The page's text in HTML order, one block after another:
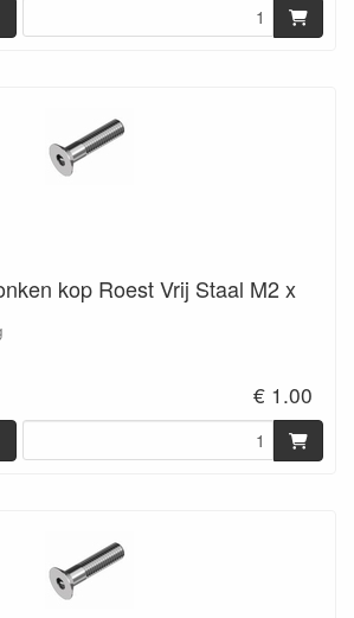
kop Roest Vrij Staal M2 x
€ 1.00